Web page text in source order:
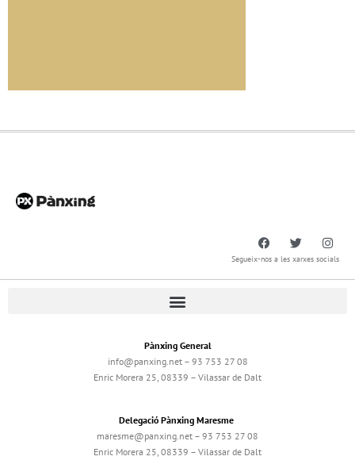
Segueix-nos a les xarxes socials
Pànxing General
info@panxing.net – 93 753 27 08
Enric Morera 25, 08339 – Vilassar de Dalt
Delegació Pànxing Maresme
maresme@panxing.net – 93 753 27 08
Enric Morera 25, 08339 – Vilassar de Dalt